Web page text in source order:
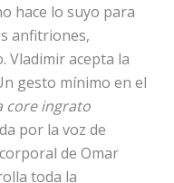
hace lo suyo para
anfitriones,
Vladimir acepta la
gesto mínimo en el
core ingrato
por la voz de
de Omar
toda la